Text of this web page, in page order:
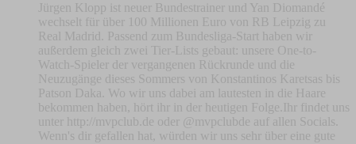
Jürgen Klopp ist neuer Bundestrainer und Yan Diomandé
wechselt für über 100 Millionen Euro von RB Leipzig zu
Real Madrid. Passend zum Bundesliga-Start haben wir
außerdem gleich zwei Tier-Lists gebaut: unsere One-to-
Watch-Spieler der vergangenen Rückrunde und die
Neuzugänge dieses Sommers von Konstantinos Karetsas bis
Patson Daka. Wo wir uns dabei am lautesten in die Haare
bekommen haben, hört ihr in der heutigen Folge.Ihr findet uns
unter http://mvpclub.de oder @mvpclubde auf allen Socials.
Wenn's dir gefallen hat, würden wir uns sehr über eine gute